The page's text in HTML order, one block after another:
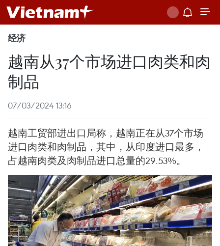
经济
越南从37个市场进口肉类和肉
制品
07/03/2024 13:16
越南工贸部进出口局称，越南正在从37个市场
进口肉类和肉制品，其中，从印度进口最多，
占越南肉类及肉制品进口总量的29.53%。 ​